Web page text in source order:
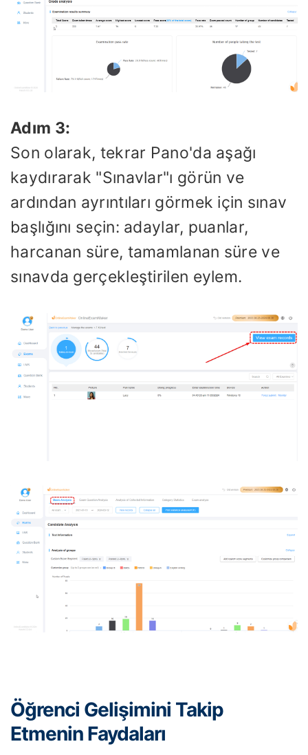
Adım 3:
Son olarak, tekrar Pano'da aşağı
kaydırarak "Sınavlar"ı görün ve
ardından ayrıntıları görmek için sınav
başlığını seçin: adaylar, puanlar,
harcanan süre, tamamlanan süre ve
sınavda gerçekleştirilen eylem.
Öğrenci Gelişimini Takip
Etmenin Faydaları